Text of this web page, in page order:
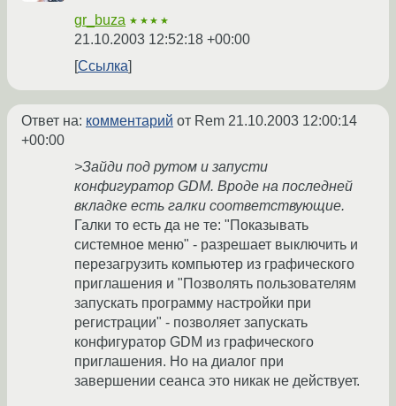
gr_buza ★★★★
21.10.2003 12:52:18 +00:00
Ссылка
Ответ на: комментарий от Rem 21.10.2003 12:00:14
+00:00
>Зайди под рутом и запусти
конфигуратор GDM. Вроде на последней
вкладке есть галки соответствующие.
Галки то есть да не те: "Показывать
системное меню" - разрешает выключить и
перезагрузить компьютер из графического
приглашения и "Позволять пользователям
запускать программу настройки при
регистрации" - позволяет запускать
конфигуратор GDM из графического
приглашения. Но на диалог при
завершении сеанса это никак не действует.